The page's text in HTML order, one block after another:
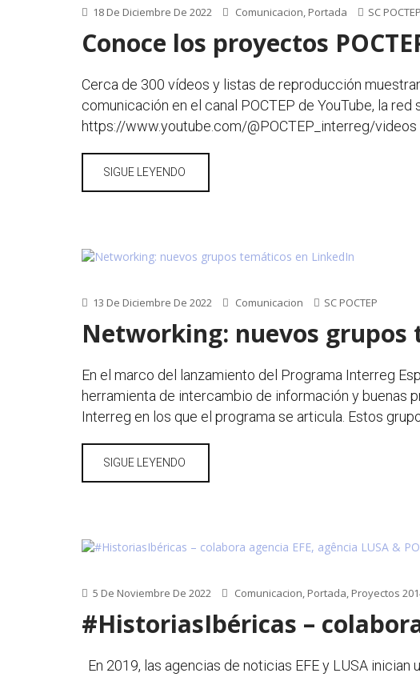
18 De Diciembre De 2022 Comunicacion, Portada SC POCTEP
Conoce los proyectos
Cerca de 300 vídeos y listas de reproducción
comunicación en el canal POCTEP de YouTube, la
https://www.youtube.com/@POCTEP_interreg/
SIGUE LEYENDO
13 De Diciembre De 2022 Comunicacion SC POCTEP
Networking: nuevos grupos
En el marco del lanzamiento del Programa Interreg
herramienta de intercambio de información y buenas
Interreg en los que el programa se articula. Estos
SIGUE LEYENDO
5 De Noviembre De 2022 Comunicacion, Portada, Proyectos
#HistoriasIbéricas – colabora
En 2019, las agencias de noticias EFE y LUSA